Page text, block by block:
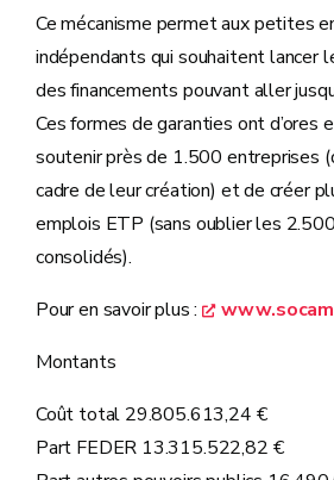
Ce mécanisme permet aux petites
indépendants qui souhaitent lancer
des financements pouvant aller
Ces formes de garanties ont d’ores
soutenir près de 1.500 entreprises
cadre de leur création) et de créer
emplois ETP (sans oublier les
consolidés).
Pour en savoir plus :
Montants
Coût total 29.805.613,24 €
Part FEDER 13.315.522,82 €